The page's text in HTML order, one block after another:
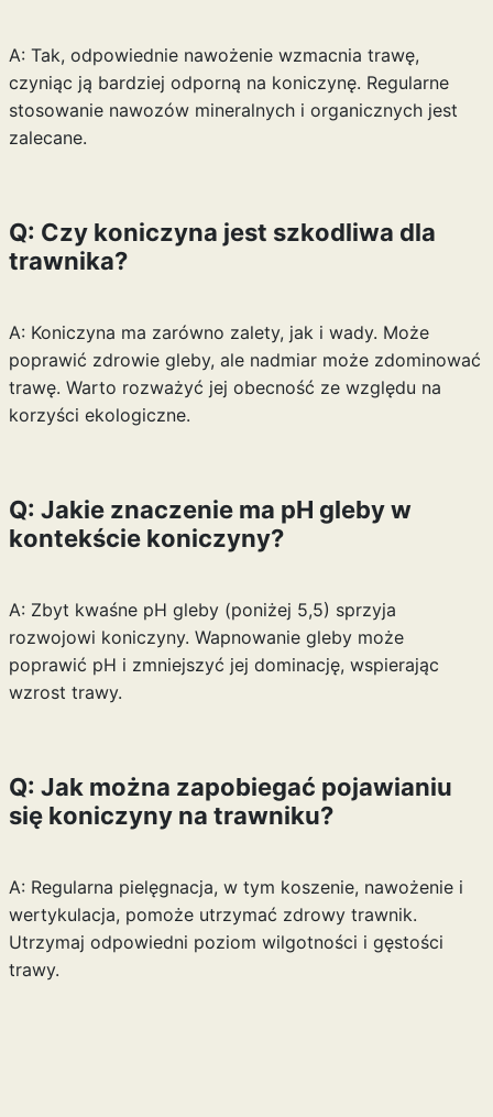
A: Tak, odpowiednie nawożenie wzmacnia trawę,
czyniąc ją bardziej odporną na koniczynę. Regularne
stosowanie nawozów mineralnych i organicznych jest
zalecane.
Q: Czy koniczyna jest szkodliwa dla
trawnika?
A: Koniczyna ma zarówno zalety, jak i wady. Może
poprawić zdrowie gleby, ale nadmiar może zdominować
trawę. Warto rozważyć jej obecność ze względu na
korzyści ekologiczne.
Q: Jakie znaczenie ma pH gleby w
kontekście koniczyny?
A: Zbyt kwaśne pH gleby (poniżej 5,5) sprzyja
rozwojowi koniczyny. Wapnowanie gleby może
poprawić pH i zmniejszyć jej dominację, wspierając
wzrost trawy.
Q: Jak można zapobiegać pojawianiu
się koniczyny na trawniku?
A: Regularna pielęgnacja, w tym koszenie, nawożenie i
wertykulacja, pomoże utrzymać zdrowy trawnik.
Utrzymaj odpowiedni poziom wilgotności i gęstości
trawy.